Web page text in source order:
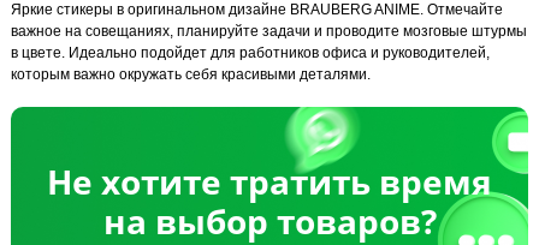
Яркие стикеры в оригинальном дизайне BRAUBERG ANIME. Отмечайте
важное на совещаниях, планируйте задачи и проводите мозговые штурмы
в цвете. Идеально подойдет для работников офиса и руководителей,
которым важно окружать себя красивыми деталями.
Не хотите тратить время
на выбор товаров?